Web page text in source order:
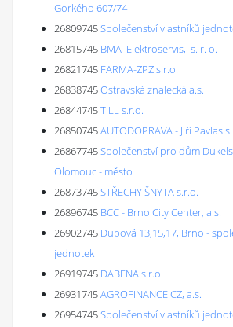
Gorkého 607/74
26809745Společenství vlastníků
26815745 BMA Elektroservis, s. r. o.
26821745 FARMA-ZPZ s.r.o.
26838745Ostravská znalecká a.s.
26844745TILL s.r.o.
26850745AUTODOPRAVA - Jiří Pavlas
26867745Společenství pro dům
Olomouc - město
26873745STŘECHY ŠNYTA s.r.o.
26896745 BCC - Brno City Center, a.s.
26902745 Dubová 13,15,17, Brno -
jednotek
26919745 DABENA s.r.o.
26931745AGROFINANCE CZ, a.s.
26954745Společenství vlastníků